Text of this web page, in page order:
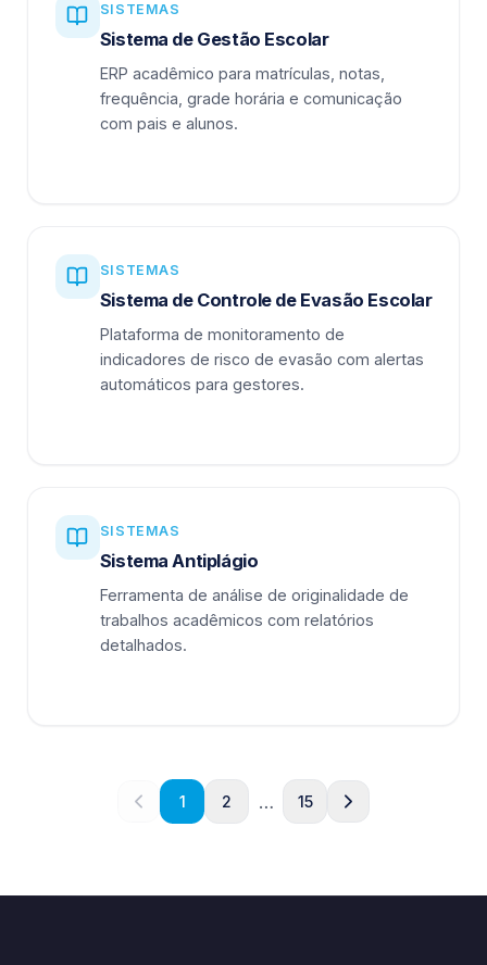
SISTEMAS
Sistema de Gestão Escolar
ERP acadêmico para matrículas, notas,
frequência, grade horária e comunicação
com pais e alunos.
SISTEMAS
Sistema de Controle de Evasão Escolar
Plataforma de monitoramento de
indicadores de risco de evasão com alertas
automáticos para gestores.
SISTEMAS
Sistema Antiplágio
Ferramenta de análise de originalidade de
trabalhos acadêmicos com relatórios
detalhados.
1 2 … 15